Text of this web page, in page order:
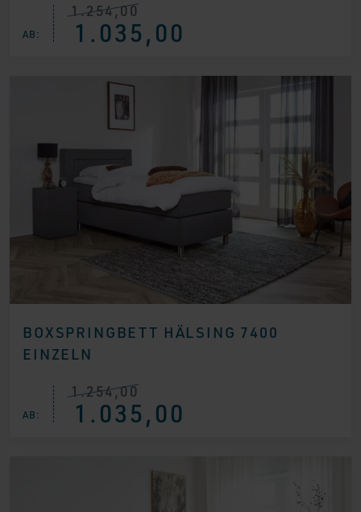
AB:
1.254,00
Ursprünglicher
Preis
war:1.035,00
Aktueller
Preis
ist:
BOXSPRINGBETT HÄLSING 7400
EINZELN
AB:
1.254,00
Ursprünglicher
Preis
war:1.035,00
Aktueller
Preis
ist: